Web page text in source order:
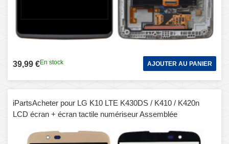
39,99 €En stock AJOUTER AU PANIER
iPartsAcheter pour LG K10 LTE K430DS / K410 / K420n
LCD écran + écran tactile numériseur Assemblée